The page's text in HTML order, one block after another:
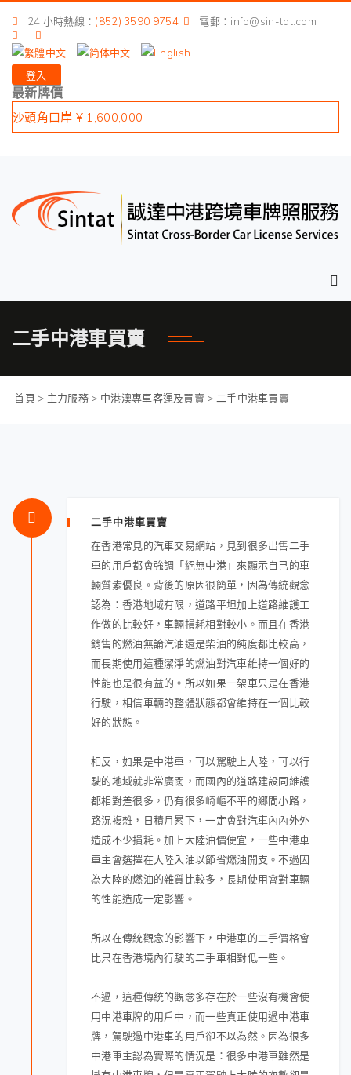
24 小時熱線： (852) 3590 9754 電郵：info@sin-tat.com
登入
最新牌價
港珠澳大橋 ¥ 400,000
深圳灣口岸 ¥ 1,400,000
皇崗口岸 ¥ 1,900,000
蓮塘口岸 ¥ 1,400,000
沙頭角口岸 ¥ 1,600,000
深圳灣口岸 ¥ 1,400,000
皇崗口岸 ¥ 1,900,000
蓮塘口岸 ¥ 1,400,000
二手中港車買賣
首頁 > 主力服務 > 中港澳專車客運及買賣 > 二手中港車買賣
二手中港車買賣
在香港常見的汽車交易網站，見到很多出售二手
車的用戶都會強調「絕無中港」來顯示自己的車
輛質素優良。背後的原因很簡單，因為傳統觀念
認為：香港地域有限，道路平坦加上道路維護工
作做的比較好，車輛損耗相對較小。而且在香港
銷售的燃油無論汽油還是柴油的純度都比較高，
而長期使用這種潔淨的燃油對汽車維持一個好的
性能也是很有益的。所以如果一架車只是在香港
行駛，相信車輛的整體狀態都會維持在一個比較
好的狀態。
相反，如果是中港車，可以駕駛上大陸，可以行
駛的地域就非常廣闊，而國內的道路建設同維護
都相對差很多，仍有很多崎嶇不平的鄉間小路，
路況複雜，日積月累下，一定會對汽車內內外外
造成不少損耗。加上大陸油價便宜，一些中港車
車主會選擇在大陸入油以節省燃油開支。不過因
為大陸的燃油的雜質比較多，長期使用會對車輛
的性能造成一定影響。
所以在傳統觀念的影響下，中港車的二手價格會
比只在香港境內行駛的二手車相對低一些。
不過，這種傳統的觀念多存在於一些沒有機會使
用中港車牌的用戶中，而一些真正使用過中港車
牌，駕駛過中港車的用戶卻不以為然。因為很多
中港車主認為實際的情況是：很多中港車雖然是